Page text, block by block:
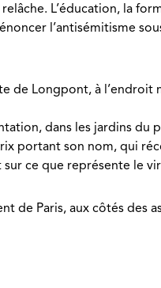
L’éducation, la
l’antisémitisme
de Longpont, à l’endroit
dans les jardins du
portant son nom, qui
ce que représente le
de Paris, aux côtés des